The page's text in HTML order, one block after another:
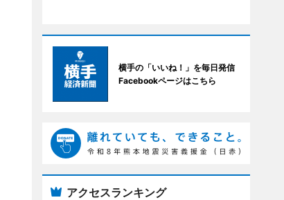
横手の「いいね！」を毎日発信
Facebookページはこちら
アクセスランキング